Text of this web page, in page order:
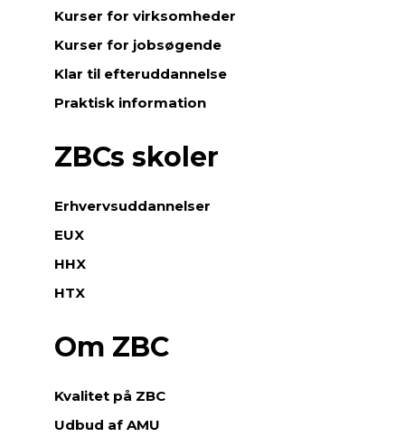
Kurser for virksomheder
Kurser for jobsøgende
Klar til efteruddannelse
Praktisk information
ZBCs skoler
Erhvervsuddannelser
EUX
HHX
HTX
Om ZBC
Kvalitet på ZBC
Udbud af AMU